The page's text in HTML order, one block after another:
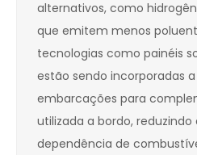
alternativos, como
que emitem menos
tecnologias como painéis
estão sendo incorporadas
embarcações para
utilizada a bordo, reduzindo
dependência de